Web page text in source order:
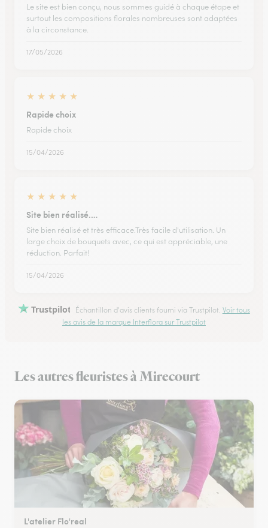
Le site est bien conçu, nous sommes guidé à chaque étape et
surtout les compositions florales nombreuses sont adaptées
à la circonstance.
17/05/2026
★ ★ ★ ★ ★
Rapide choix
Rapide choix
15/04/2026
★ ★ ★ ★ ★
Site bien réalisé.…
Site bien réalisé et très efficace.Très facile d'utilisation. Un
large choix de bouquets avec, ce qui est appréciable, une
réduction. Parfait!
15/04/2026
Trustpilot Échantillon d'avis clients fourni via Trustpilot. Voir tous
les avis de la marque Interflora sur Trustpilot
Les autres fleuristes à Mirecourt
L'atelier Flo'real